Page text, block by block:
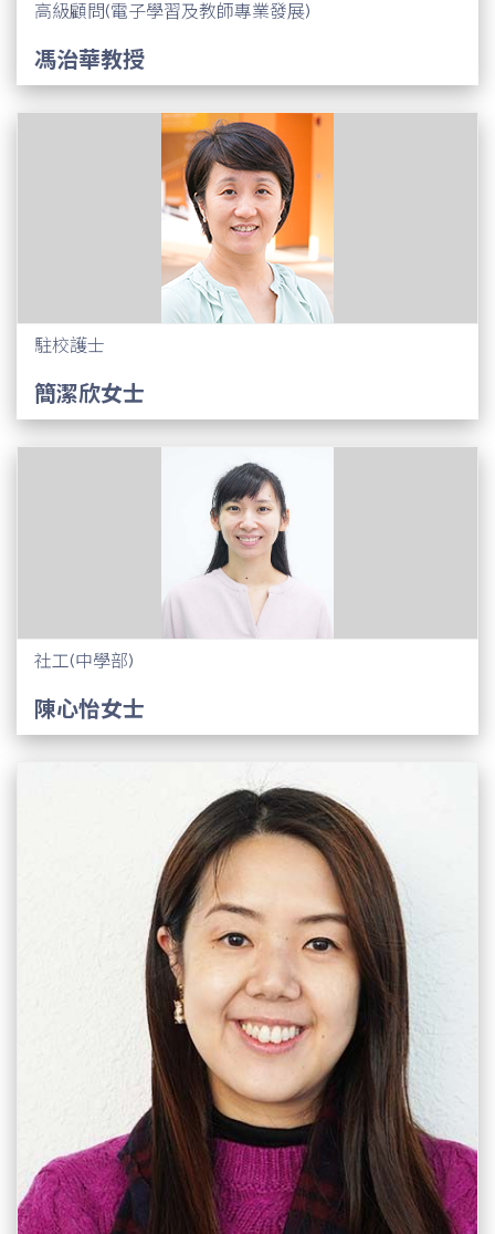
高級顧問(電子學習及教師專業發展)
馮治華教授
駐校護士
簡潔欣女士
社工(中學部)
陳心怡女士